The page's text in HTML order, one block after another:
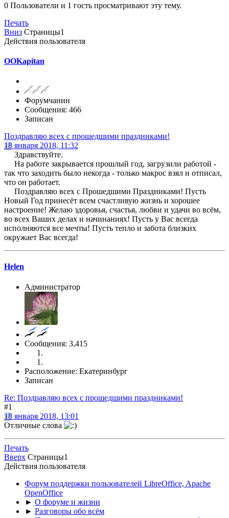
0 Пользователи и 1 гость просматривают эту тему.
Печать
Вниз Страницы1
Действия пользователя
OOKapitan
Форумчанин
Сообщения: 466
Записан
Поздравляю всех с прошедшими праздниками!
18 января 2018, 11:32
Здравствуйте.
На работе закрывается прошлый год, загрузили работой -
так что заходить было некогда - только макрос взял и отписал,
что он работает.
Поздравляю всех с Прошедшими Праздниками! Пусть
Новый Год принесёт всем счастливую жизнь и хорошее
настроение! Желаю здоровья, счастья, любви и удачи во всём,
во всех Ваших делах и начинаниях! Пусть у Вас всегда
исполняются все мечты! Пусть тепло и забота близких
окружает Вас всегда!
Helen
Администратор
Сообщения: 3,415
Расположение: Екатеринбург
Записан
Re: Поздравляю всех с прошедшими праздниками!
#1
18 января 2018, 13:01
Отличные слова
Печать
Вверх Страницы1
Действия пользователя
Форум поддержки пользователей LibreOffice, Apache
OpenOffice
► О форуме и жизни
► Разговоры обо всём